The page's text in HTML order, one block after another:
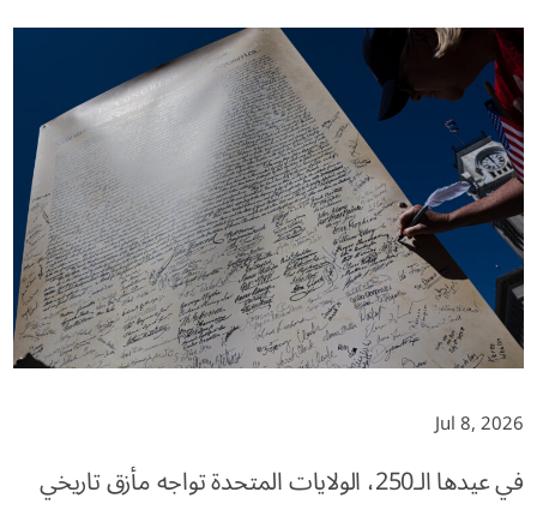
Jul 8, 2026
في عيدها الـ250، الولايات المتحدة تواجه مأزق تاريخي